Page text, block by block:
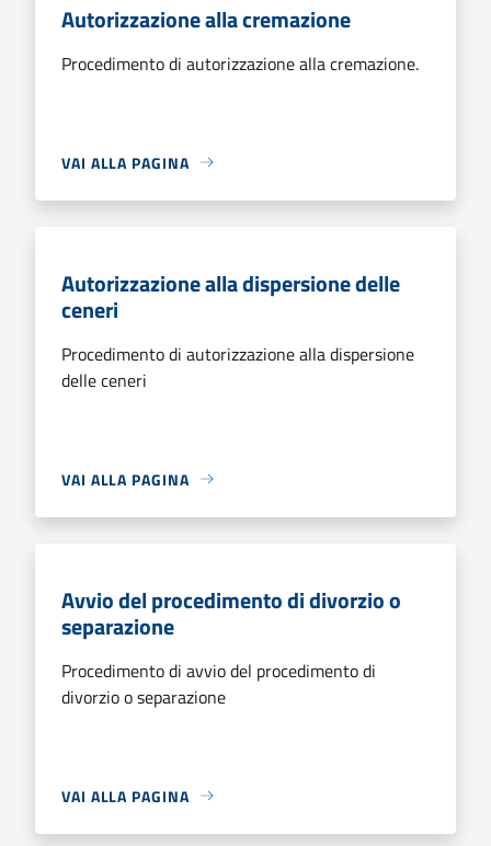
Autorizzazione alla cremazione
Procedimento di autorizzazione alla cremazione.
VAI ALLA PAGINA
Autorizzazione alla dispersione delle
ceneri
Procedimento di autorizzazione alla dispersione
delle ceneri
VAI ALLA PAGINA
Avvio del procedimento di divorzio o
separazione
Procedimento di avvio del procedimento di
divorzio o separazione
VAI ALLA PAGINA